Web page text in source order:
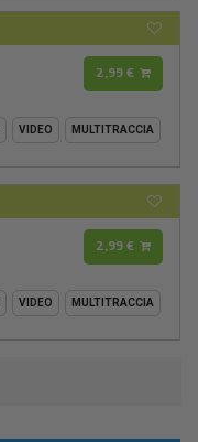
2,99 €
VIDEO MULTITRACCIA
2,99 €
VIDEO MULTITRACCIA